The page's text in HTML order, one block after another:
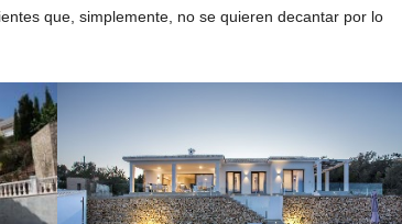
que, simplemente, no se quieren decantar por lo